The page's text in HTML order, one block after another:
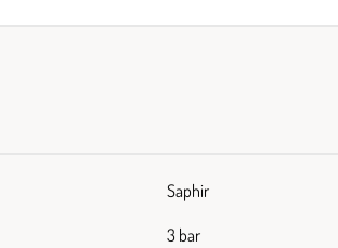
Saphir
3 bar